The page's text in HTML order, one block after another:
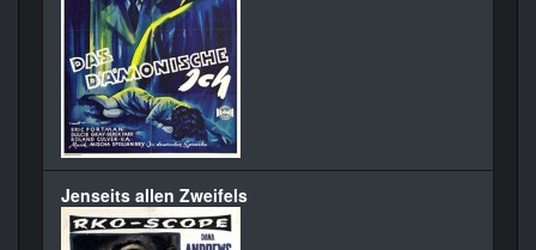
Jenseits allen Zweifels